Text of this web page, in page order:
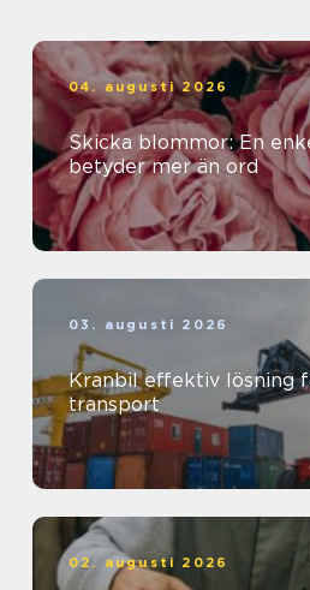
04. augusti 2026
Skicka blommor: En
betyder mer än ord
03. augusti 2026
Kranbil effektiv lösning för lyft och
transport
02. augusti 2026